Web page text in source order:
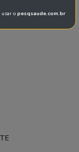
o pesqsaude.com.br